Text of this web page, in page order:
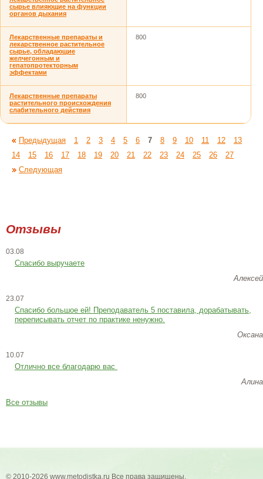
сырье влияющие на функции
органов дыхания
Лекарственные препараты и
лекарственное растительное
сырье, обладающие
желчегонным и
гепатопротекторным
эффектами
800
Лекарственные препараты
растительного происхождения
слабительного действия
800
Предыдущая 1 2 3 4 5 6 7 8 9 10 11 12
13
14
15 16 17 18 19 20 21 22 23 24 25 26
27
Следующая
Отзывы
03.08
Спасибо выручаете
Алексей
23.07
Cпасибо большое ей! Преподаватель 5 поставила, дорабатывать,
переписывать отчет по практике ненужно.
Оксана
10.07
Отлично все благодарю вас
Алина
Все отзывы
© 2010-2026 www.metodistka.ru Все права защищены.